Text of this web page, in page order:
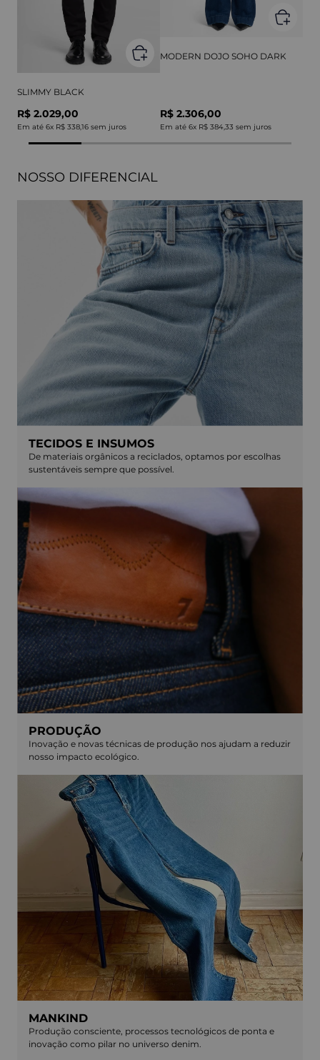
SLIMMY BLACK
R$ 2.029,00
Em até 6x R$ 338,16 sem juros
MODERN DOJO SOHO DARK
R$ 2.306,00
Em até 6x R$ 384,33 sem juros
NOSSO DIFERENCIAL
TECIDOS E INSUMOS
De materiais orgânicos a reciclados, optamos por escolhas
sustentáveis sempre que possível.
PRODUÇÃO
Inovação e novas técnicas de produção nos ajudam a reduzir
nosso impacto ecológico.
MANKIND
Produção consciente, processos tecnológicos de ponta e
inovação como pilar no universo denim.